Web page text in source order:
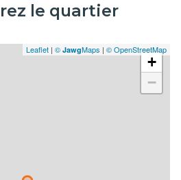
le quartier
+
−
Leaflet | © JawgMaps | © OpenStreetMap